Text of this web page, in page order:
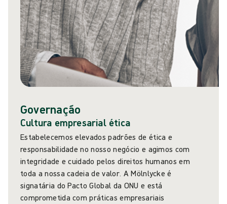
Governação
Cultura empresarial ética
Estabelecemos elevados padrões de ética e
responsabilidade no nosso negócio e agimos com
integridade e cuidado pelos direitos humanos em
toda a nossa cadeia de valor. A Mölnlycke é
signatária do Pacto Global da ONU e está
comprometida com práticas empresariais